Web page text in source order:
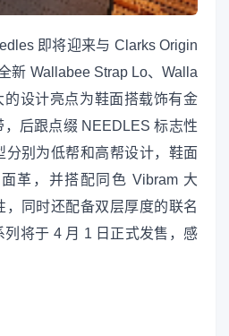
即将迎来与 Clarks Origin
新 Wallabee Strap Lo、Walla
的设计亮点为鞋面搭载饰有金
后跟点缀 NEEDLES 标志性
分别为低帮和高帮设计，鞋面
革，并搭配同色 Vibram 大
，同时还配备双层厚度的联名
将于 4 月 1 日正式发售，感